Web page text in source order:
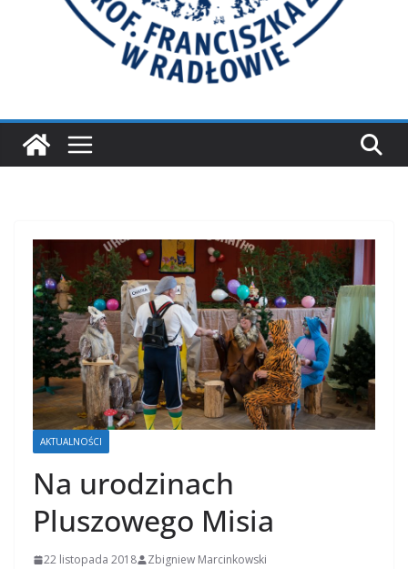
AKTUALNOŚCI
Na urodzinach
Pluszowego Misia
22 listopada 2018 Zbigniew Marcinkowski